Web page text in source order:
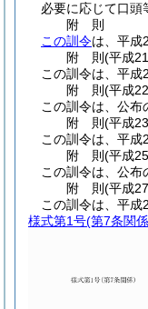
必要に応じて口頭
附 則
この訓令は、平成
附 則(平成
この訓令は、平成
附 則(平成
この訓令は、公布
附 則(平成
この訓令は、平成
附 則(平成
この訓令は、公布
附 則(平成
この訓令は、平成
様式第1号(第7条関